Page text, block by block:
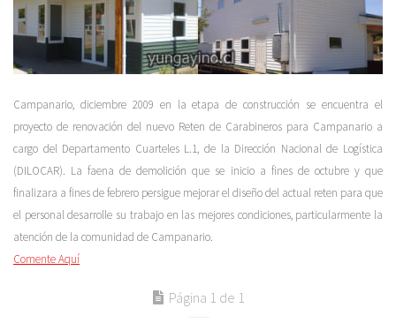
Campanario, diciembre 2009 en la etapa de construcción se encuentra el
proyecto de renovación del nuevo Reten de Carabineros para Campanario a
cargo del Departamento Cuarteles L.1, de la Dirección Nacional de Logística
(DILOCAR). La faena de demolición que se inicio a fines de octubre y que
finalizara a fines de febrero persigue mejorar el diseño del actual reten para que
el personal desarrolle su trabajo en las mejores condiciones, particularmente la
atención de la comunidad de Campanario.
Comente Aquí
Página 1 de 1